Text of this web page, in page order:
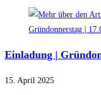
Einladung |
15. April 2025